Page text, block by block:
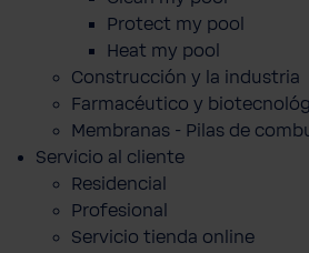
Protect my pool
Heat my pool
Construcción y la industria
Farmacéutico y
Membranas - Pilas de
Servicio al cliente
Residencial
Profesional
Servicio tienda online